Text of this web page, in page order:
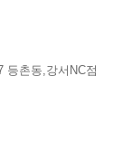
등촌동,강서NC점